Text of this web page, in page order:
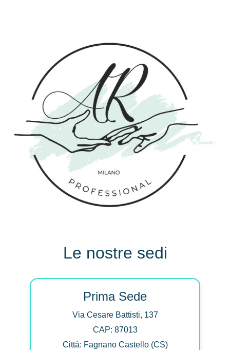
Le nostre sedi
Prima Sede
Via Cesare Battisti, 137
CAP: 87013
Città: Fagnano Castello (CS)